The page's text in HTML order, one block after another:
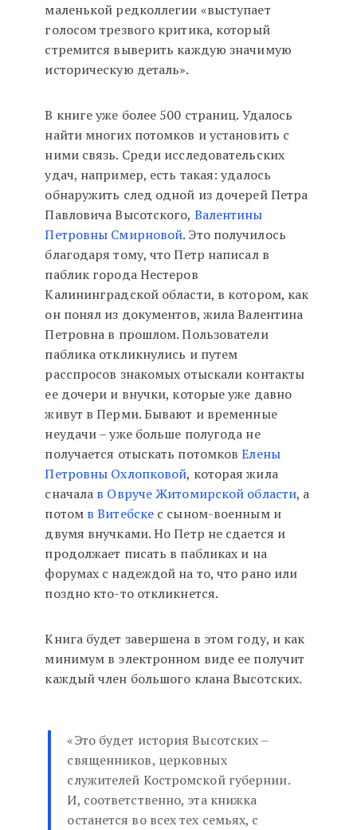
маленькой редколлегии «выступает
голосом трезвого критика, который
стремится выверить каждую значимую
историческую деталь».
В книге уже более 500 страниц. Удалось
найти многих потомков и установить с
ними связь. Среди исследовательских
удач, например, есть такая: удалось
обнаружить след одной из дочерей Петра
Павловича Высотского, Валентины
Петровны Смирновой. Это получилось
благодаря тому, что Петр написал в
паблик города Нестеров
Калининградской области, в котором, как
он понял из документов, жила Валентина
Петровна в прошлом. Пользователи
паблика откликнулись и путем
расспросов знакомых отыскали контакты
ее дочери и внучки, которые уже давно
живут в Перми. Бывают и временные
неудачи – уже больше полугода не
получается отыскать потомковЕлены
Петровны Охлопковой, которая жила
сначала в Овруче Житомирской области, а
потом в Витебске с сыном-военным и
двумя внучками. Но Петр не сдается и
продолжает писать в пабликах и на
форумах с надеждой на то, что рано или
поздно кто-то откликнется.
Книга будет завершена в этом году, и как
минимум в электронном виде ее получит
каждый член большого клана Высотских.
«Это будет история Высотских –
священников, церковных
служителей Костромской губернии.
И, соответственно, эта книжка
останется во всех тех семьях, с